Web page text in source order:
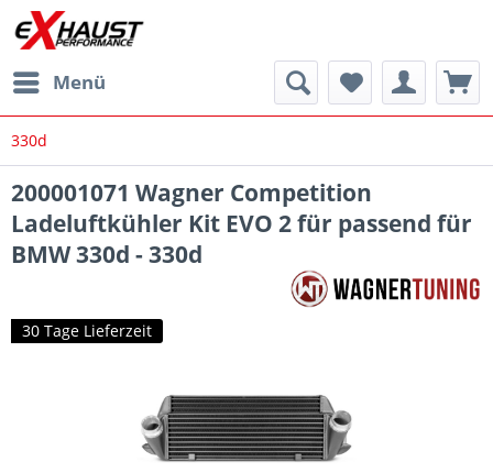
Menü
330d
200001071 Wagner Competition
Ladeluftkühler Kit EVO 2 für passend für
BMW 330d - 330d
30 Tage Lieferzeit